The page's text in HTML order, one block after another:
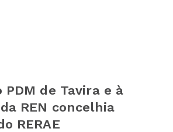
de Tavira e à
REN concelhia
RERAE